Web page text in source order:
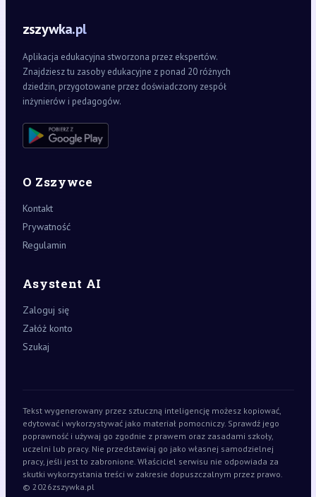
zszywka.pl
Aplikacja edukacyjna stworzona przez ekspertów.
Znajdziesz tu zasoby edukacyjne z ponad 20 różnych
dziedzin, przygotowane przez doświadczony zespół
inżynierów i pedagogów.
O Zszywce
Kontakt
Prywatność
Regulamin
Asystent AI
Zaloguj się
Załóż konto
Szukaj
Tekst wygenerowany przez sztuczną inteligencję możesz kopiować,
edytować i wykorzystywać jako materiał pomocniczy. Sprawdź jego
poprawność i używaj go zgodnie z prawem oraz zasadami szkoły,
uczelni lub pracy. Nie przedstawiaj go jako własnej samodzielnej
pracy, jeśli jest to zabronione. Właściciel serwisu nie odpowiada za
skutki wykorzystania treści w zakresie dopuszczalnym przez prawo.
© 2026zszywka.pl